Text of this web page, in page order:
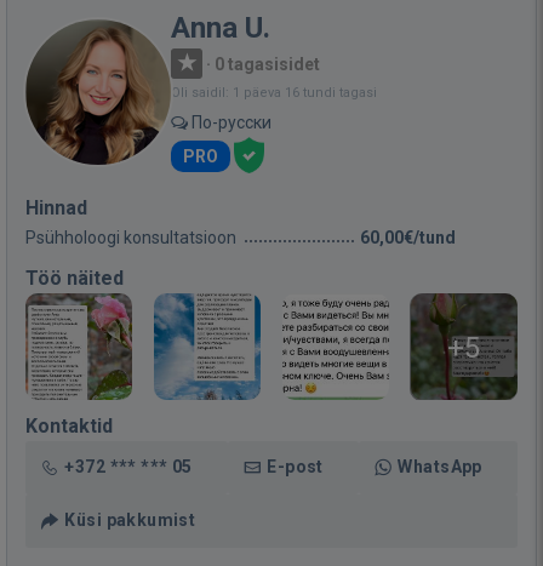
Anna U.
· 0 tagasisidet
Oli saidil: 1 päeva 16 tundi tagasi
По-русски
PRO
Hinnad
Psühholoogi konsultatsioon 60,00€/tund
Töö näited
+5
Kontaktid
+372 *** *** 05 E-post WhatsApp
Küsi pakkumist